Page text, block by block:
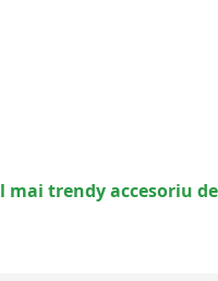
mai trendy accesoriu